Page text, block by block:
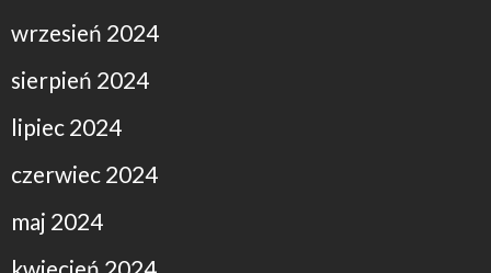
wrzesień 2024
sierpień 2024
lipiec 2024
czerwiec 2024
maj 2024